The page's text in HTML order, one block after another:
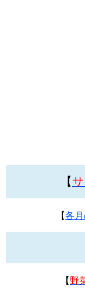
【
【各
【 野